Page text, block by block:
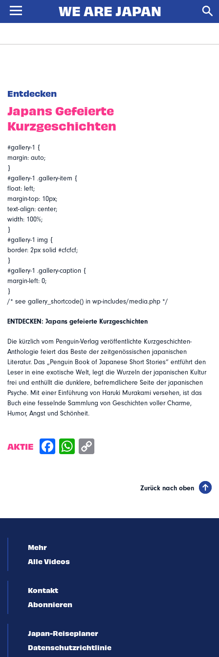
Entdecken
Japans Gefeierte
Kurzgeschichten
#gallery-1 {
margin: auto;
}
#gallery-1 .gallery-item {
float: left;
margin-top: 10px;
text-align: center;
width: 100%;
}
#gallery-1 img {
border: 2px solid #cfcfcf;
}
#gallery-1 .gallery-caption {
margin-left: 0;
}
/* see gallery_shortcode() in wp-includes/media.php */
ENTDECKEN: Japans gefeierte Kurzgeschichten
Die kürzlich vom Penguin-Verlag veröffentlichte Kurzgeschichten-
Anthologie feiert das Beste der zeitgenössischen japanischen
Literatur. Das „Penguin Book of Japanese Short Stories“ entführt den
Leser in eine exotische Welt, legt die Wurzeln der japanischen Kultur
frei und enthüllt die dunklere, befremdlichere Seite der japanischen
Psyche. Mit einer Einführung von Haruki Murakami versehen, ist das
Buch eine fesselnde Sammlung von Geschichten voller Charme,
Humor, Angst und Schönheit.
AKTIE
Zurück nach oben
Mehr
Alle Videos
Kontakt
Abonnieren
Japan-Reiseplaner
Datenschutzrichtlinie